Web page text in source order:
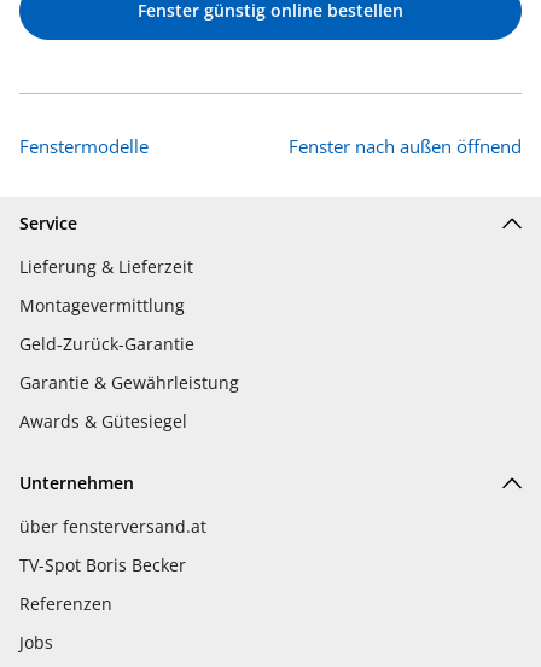
Fenster günstig online bestellen
Fenstermodelle Fenster nach außen öffnend
Service
Lieferung & Lieferzeit
Montagevermittlung
Geld-Zurück-Garantie
Garantie & Gewährleistung
Awards & Gütesiegel
Unternehmen
über fensterversand.at
TV-Spot Boris Becker
Referenzen
Jobs